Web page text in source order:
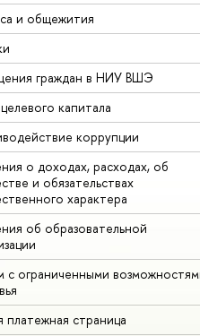
и общежития
граждан в НИУ ВШЭ
капитала
коррупции
о доходах, расходах, об
и обязательствах
характера
об образовательной
с ограниченными
платежная страница